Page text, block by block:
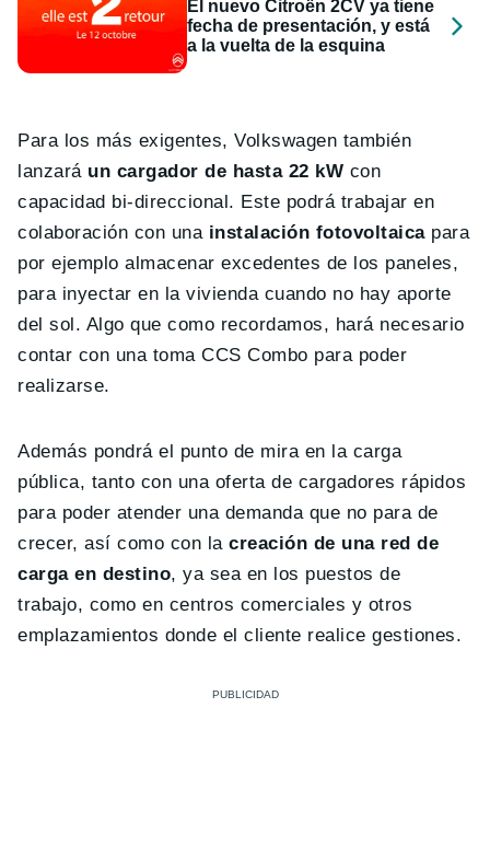
El nuevo Citroën 2CV ya tiene
fecha de presentación, y está
a la vuelta de la esquina
Para los más exigentes, Volkswagen también
lanzará un cargador de hasta 22 kW con
capacidad bi-direccional. Este podrá trabajar en
colaboración con unainstalación fotovoltaicapara
por ejemplo almacenar excedentes de los paneles,
para inyectar en la vivienda cuando no hay aporte
del sol. Algo que como recordamos, hará necesario
contar con una toma CCS Combo para poder
realizarse.
Además pondrá el punto de mira en la carga
pública, tanto con una oferta de cargadores rápidos
para poder atender una demanda que no para de
crecer, así como con lacreación de una red de
carga en destino, ya sea en los puestos de
trabajo, como en centros comerciales y otros
emplazamientos donde el cliente realice gestiones.